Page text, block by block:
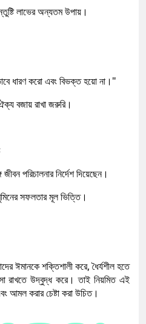
লাভের অন্যতম উপায়।
ধারণ করো এবং বিভক্ত হয়ো না।"
বজায় রাখা জরুরি।
পরিচালনার নির্দেশ দিয়েছেন।
সফলতার মূল ভিত্তি।
ঈমানকে শক্তিশালী করে, ধৈর্যশীল হতে
রাখতে উদ্বুদ্ধ করে। তাই নিয়মিত এই
আমল করার চেষ্টা করা উচিত।